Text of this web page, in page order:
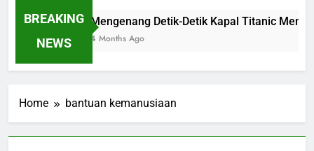
BREAKING
NEWS
Mengenang Detik-Detik Kapal Titanic
4 Months Ago
Home bantuan kemanusiaan